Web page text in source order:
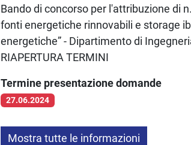
Bando di concorso per l'attribuzione di
fonti energetiche rinnovabili e storage
energetiche” - Dipartimento di
RIAPERTURA TERMINI
Termine presentazione domande
27.06.2024
Mostra tutte le informazioni